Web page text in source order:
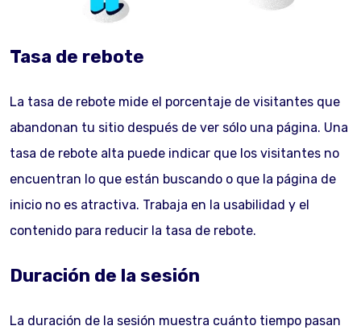
Tasa de rebote
La tasa de rebote mide el porcentaje de visitantes que
abandonan tu sitio después de ver sólo una página. Una
tasa de rebote alta puede indicar que los visitantes no
encuentran lo que están buscando o que la página de
inicio no es atractiva. Trabaja en la usabilidad y el
contenido para reducir la tasa de rebote.
Duración de la sesión
La duración de la sesión muestra cuánto tiempo pasan